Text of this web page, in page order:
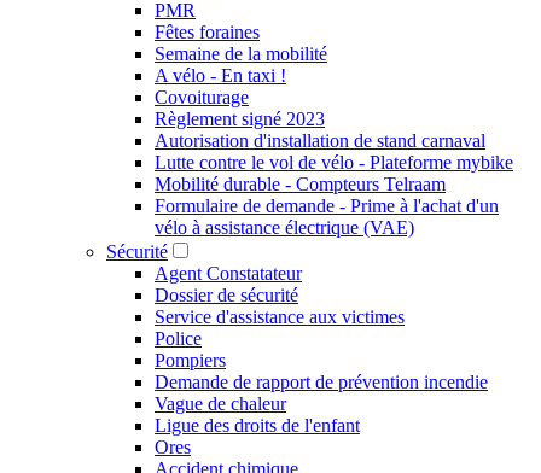
PMR
Fêtes foraines
Semaine de la mobilité
A vélo - En taxi !
Covoiturage
Règlement signé 2023
Autorisation d'installation de stand carnaval
Lutte contre le vol de vélo - Plateforme mybike
Mobilité durable - Compteurs Telraam
Formulaire de demande - Prime à l'achat d'un
vélo à assistance électrique (VAE)
Sécurité
Agent Constatateur
Dossier de sécurité
Service d'assistance aux victimes
Police
Pompiers
Demande de rapport de prévention incendie
Vague de chaleur
Ligue des droits de l'enfant
Ores
Accident chimique